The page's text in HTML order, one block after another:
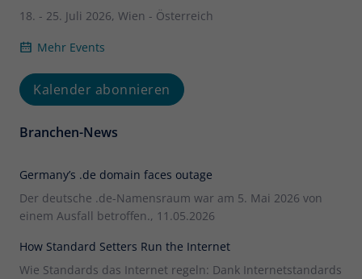
18. - 25. Juli 2026, Wien - Österreich
Mehr Events
Kalender abonnieren
Branchen-News
Germany’s .de domain faces outage
Der deutsche .de-Namensraum war am 5. Mai 2026 von
einem Ausfall betroffen., 11.05.2026
How Standard Setters Run the Internet
Wie Standards das Internet regeln: Dank Internetstandards